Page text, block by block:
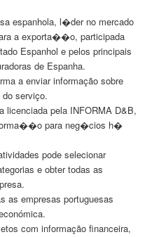
espanhola, l�der no mercado
a exporta��o, participada
Espanhol e pelos principais
de Espanha.
a enviar informação sobre
serviço.
pela INFORMA D&B,
para neg�cios h�
pode selecionar
e obter todas as
as empresas portuguesas
com informação financeira,